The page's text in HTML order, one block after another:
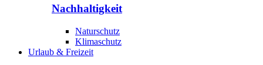
Nachhaltigkeit
Naturschutz
Klimaschutz
Urlaub & Freizeit